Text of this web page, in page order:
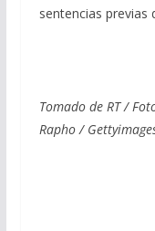
sentencias previas
Tomado de RT /
Rapho /